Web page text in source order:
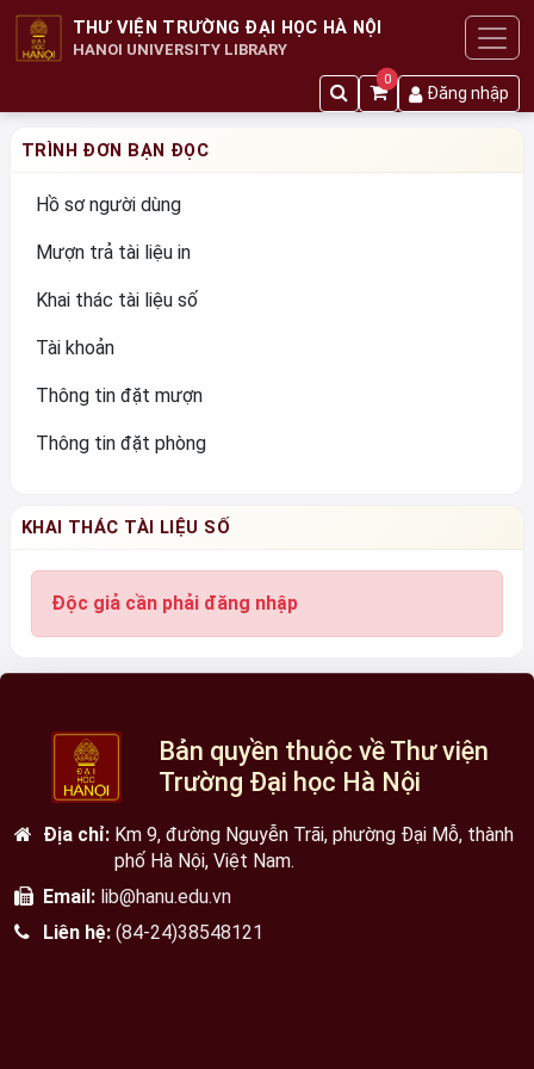
THƯ VIỆN TRƯỜNG ĐẠI HỌC HÀ NỘI
HANOI UNIVERSITY LIBRARY
0
Đăng nhập
TRÌNH ĐƠN BẠN ĐỌC
Hồ sơ người dùng
Mượn trả tài liệu in
Khai thác tài liệu số
Tài khoản
Thông tin đặt mượn
Thông tin đặt phòng
KHAI THÁC TÀI LIỆU SỐ
Độc giả cần phải đăng nhập
Bản quyền thuộc về Thư viện
Trường Đại học Hà Nội
Địa chỉ: Km 9, đường Nguyễn Trãi, phường Đại Mỗ, thành
phố Hà Nội, Việt Nam.
Email: lib@hanu.edu.vn
Liên hệ: (84-24)38548121